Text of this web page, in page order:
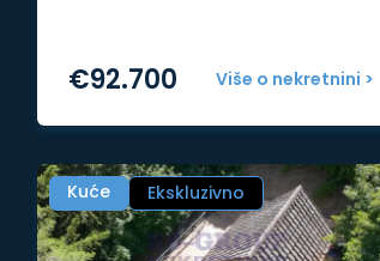
Više o nekretnini >
€92.700
Kuće Ekskluzivno